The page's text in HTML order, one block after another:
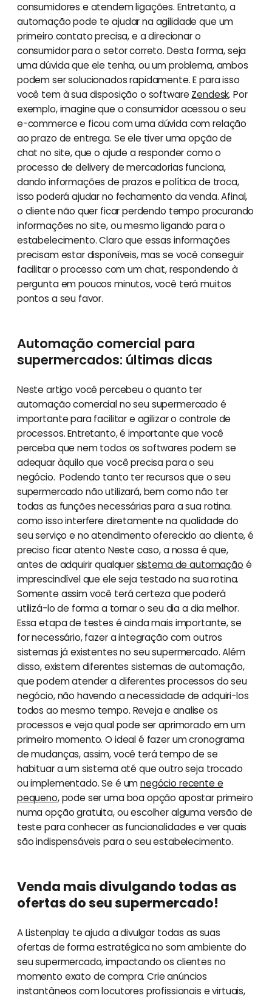
consumidores e atendem ligações. Entretanto, a
automação pode te ajudar na agilidade que um
primeiro contato precisa, e a direcionar o
consumidor para o setor correto. Desta forma, seja
uma dúvida que ele tenha, ou um problema, ambos
podem ser solucionados rapidamente. E para isso
você tem à sua disposição o software Zendesk. Por
exemplo, imagine que o consumidor acessou o seu
e-commerce e ficou com uma dúvida com relação
ao prazo de entrega. Se ele tiver uma opção de
chat no site, que o ajude a responder como o
processo de delivery de mercadorias funciona,
dando informações de prazos e política de troca,
isso poderá ajudar no fechamento da venda. Afinal,
o cliente não quer ficar perdendo tempo procurando
informações no site, ou mesmo ligando para o
estabelecimento. Claro que essas informações
precisam estar disponíveis, mas se você conseguir
facilitar o processo com um chat, respondendo à
pergunta em poucos minutos, você terá muitos
pontos a seu favor.
Automação comercial para
supermercados: últimas dicas
Neste artigo você percebeu o quanto ter
automação comercial no seu supermercado é
importante para facilitar e agilizar o controle de
processos. Entretanto, é importante que você
perceba que nem todos os softwares podem se
adequar àquilo que você precisa para o seu
negócio. Podendo tanto ter recursos que o seu
supermercado não utilizará, bem como não ter
todas as funções necessárias para a sua rotina.
como isso interfere diretamente na qualidade do
seu serviço e no atendimento oferecido ao cliente, é
preciso ficar atento Neste caso, a nossa é que,
antes de adquirir qualquersistema de automação é
imprescindível que ele seja testado na sua rotina.
Somente assim você terá certeza que poderá
utilizá-lo de forma a tornar o seu dia a dia melhor.
Essa etapa de testes é ainda mais importante, se
for necessário, fazer a integração com outros
sistemas já existentes no seu supermercado. Além
disso, existem diferentes sistemas de automação,
que podem atender a diferentes processos do seu
negócio, não havendo a necessidade de adquiri-los
todos ao mesmo tempo. Reveja e analise os
processos e veja qual pode ser aprimorado em um
primeiro momento. O ideal é fazer um cronograma
de mudanças, assim, você terá tempo de se
habituar a um sistema até que outro seja trocado
ou implementado. Se é umnegócio recente e
pequeno, pode ser uma boa opção apostar primeiro
numa opção gratuita, ou escolher alguma versão de
teste para conhecer as funcionalidades e ver quais
são indispensáveis para o seu estabelecimento.
Venda mais divulgando todas as
ofertas do seu supermercado!
A Listenplay te ajuda a divulgar todas as suas
ofertas de forma estratégica no som ambiente do
seu supermercado, impactando os clientes no
momento exato de compra. Crie anúncios
instantâneos com locutores profissionais e virtuais,